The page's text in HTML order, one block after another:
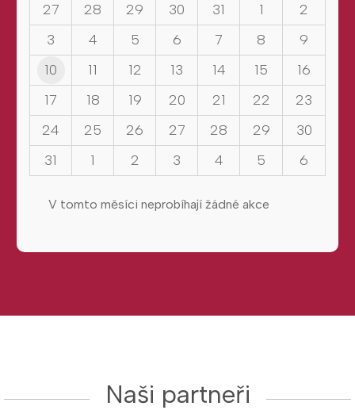
27
28 29 30 31 1
2
3
4 5 6 7 8
9
10
11 12 13 14 15
16
17
18 19 20 21 22
23
24
25 26 27 28 29
30
31
1 2 3 4 5 6
V tomto měsíci neprobíhají žádné akce
Naši partneři